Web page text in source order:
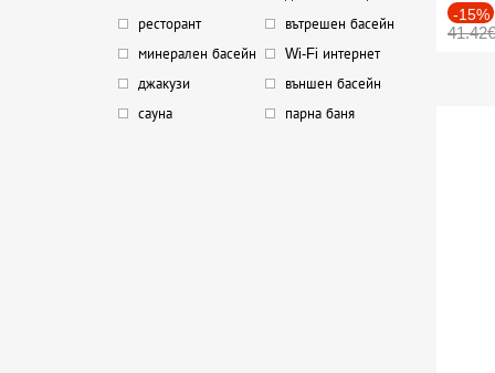
ресторант
вътрешен басейн
минерален басейн
Wi-Fi интернет
джакузи
външен басейн
сауна
парна баня
-15%
41.42€